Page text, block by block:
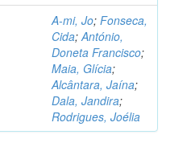
A-mi, Jo; Fonseca,
Cida;António,
Doneta Francisco;
Maia, Glícia;
Alcântara, Jaína;
Dala, Jandira;
Rodrigues, Joélia